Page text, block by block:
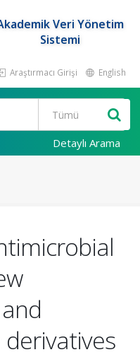
Veri Yönetim
Sistemi
Araştırmacı Girişi English
Detaylı Arama